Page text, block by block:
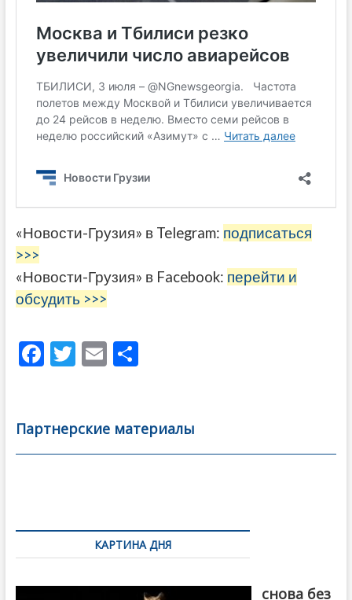
«Новости-Грузия» в Telegram: подписаться
>>>
«Новости-Грузия» в Facebook: перейти и
обсудить >>>
F
b
o
T
er
E
l
О
а
в
Партнерские материалы
по
записямКАРТИНА ДНЯ
снова без